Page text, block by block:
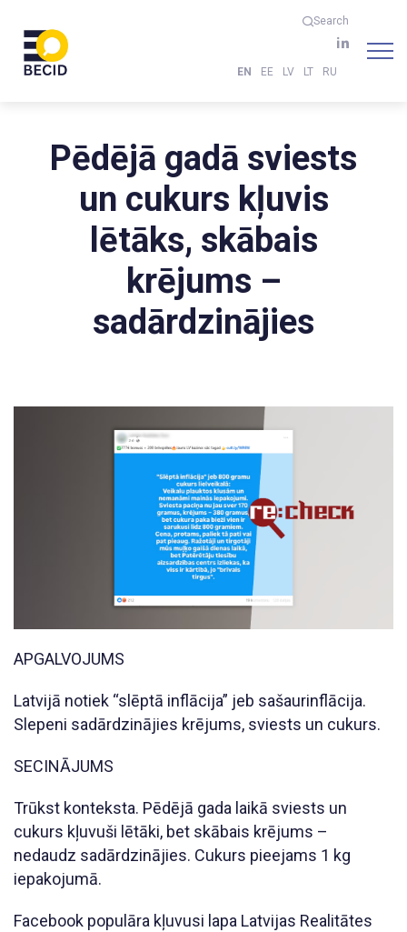
Search
EN EE LV LT RU
Pēdējā gadā sviests
un cukurs kļuvis
lētāks, skābais
krējums –
sadārdzinājies
APGALVOJUMS
Latvijā notiek “slēptā inflācija” jeb sašaurinflācija.
Slepeni sadārdzinājies krējums, sviests un cukurs.
SECINĀJUMS
Trūkst konteksta. Pēdējā gada laikā sviests un
cukurs kļuvuši lētāki, bet skābais krējums –
nedaudz sadārdzinājies. Cukurs pieejams 1 kg
iepakojumā.
Facebook populāra kļuvusi lapa Latvijas Realitātes